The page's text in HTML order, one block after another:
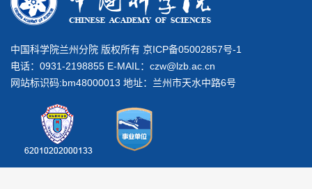
中国科学院兰州分院 版权所有 京ICP备05002857号-1
电话：0931-2198855 E-MAIL： czw@lzb.ac.cn
网站标识码:bm48000013 地址：兰州市天水中路6号